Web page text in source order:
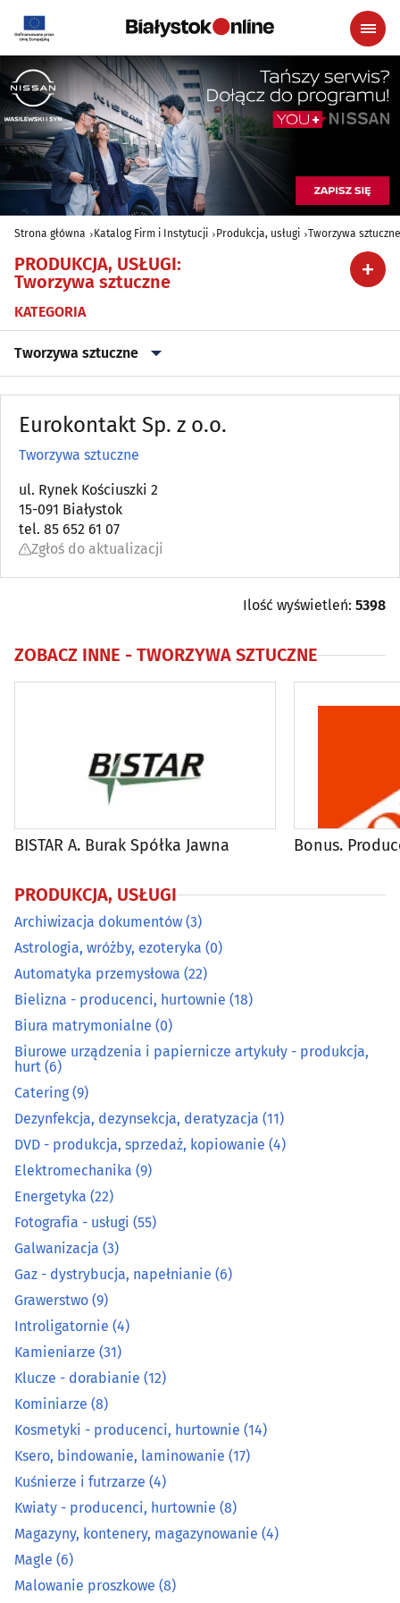
Strona główna Katalog Firm i Instytucji Produkcja, usługi Tworzywa sztuczne
PRODUKCJA, USŁUGI:
Tworzywa sztuczne
KATEGORIA
Tworzywa sztuczne
Archiwizacja dokumentów(3)
Automatyka przemysłowa
Bielizna - producenci, hurtownie
Biura matrymonialne(0)
DVD - produkcja, sprzedaż, kopiowanie
Elektromechanika(9)
Fotografia - usługi(55)
Gaz - dystrybucja, napełnianie(6)
Grawerstwo(9)
Introligatornie
Kamieniarze(31)
Klucze - dorabianie
Kominiarze
Kosmetyki - producenci, hurtownie
Ksero, bindowanie, laminowanie
Kuśnierze i futrzarze(4)
Magazyny, kontenery, magazynowanie
Magle(6)
Malowanie proszkowe
Eurokontakt Sp. z o.o.
Tworzywa sztuczne
ul. Rynek Kościuszki 2
15-091 Białystok
tel. 85 652 61 07
Zgłoś do aktualizacji
Ilość wyświetleń: 5398
ZOBACZ INNE - TWORZYWA SZTUCZNE
BISTAR A. Burak Spółka Jawna Bonus.
PRODUKCJA, USŁUGI
Archiwizacja dokumentów (3)
Astrologia, wróżby, ezoteryka (0)
Automatyka przemysłowa (22)
Bielizna - producenci, hurtownie (18)
Biura matrymonialne (0)
Biurowe urządzenia i papiernicze artykuły - produkcja,
hurt (6)
Catering(9)
Dezynfekcja, dezynsekcja, deratyzacja (11)
DVD - produkcja, sprzedaż, kopiowanie (4)
Elektromechanika (9)
Energetyka (22)
Fotografia - usługi (55)
Galwanizacja (3)
Gaz - dystrybucja, napełnianie (6)
Grawerstwo (9)
Introligatornie (4)
Kamieniarze (31)
Klucze - dorabianie (12)
Kominiarze (8)
Kosmetyki - producenci, hurtownie (14)
Ksero, bindowanie, laminowanie (17)
Kuśnierze i futrzarze (4)
Kwiaty - producenci, hurtownie (8)
Magazyny, kontenery, magazynowanie (4)
Magle (6)
Malowanie proszkowe (8)